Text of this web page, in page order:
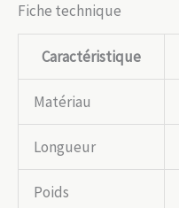
Fiche technique
Caractéristique
Matériau
Longueur
Poids